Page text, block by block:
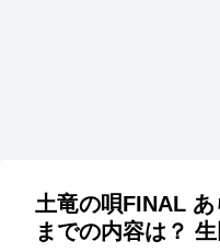
土竜の唄FINAL
までの内容は？